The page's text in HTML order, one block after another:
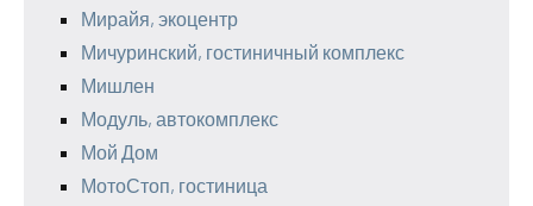
Мирайя, экоцентр
Мичуринский, гостиничный комплекс
Мишлен
Модуль, автокомплекс
Мой Дом
МотоСтоп, гостиница